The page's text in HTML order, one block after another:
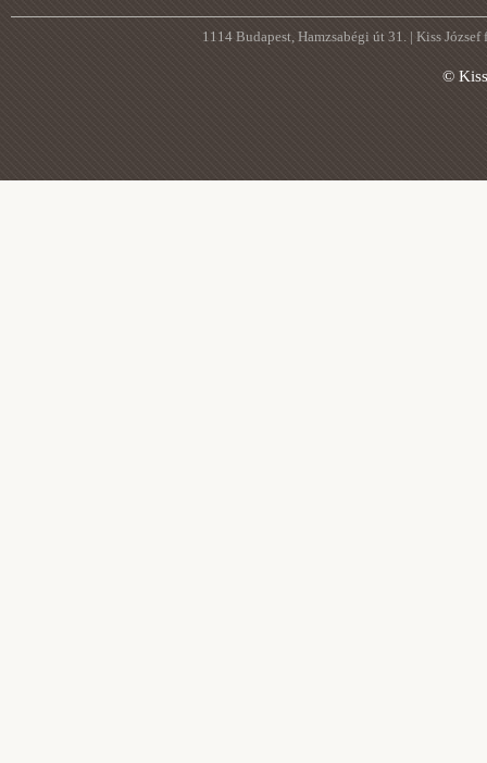
1114 Budapest, Hamzsabégi út 31. | Kiss
©